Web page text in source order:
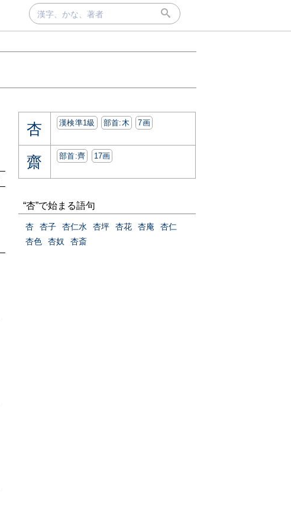
杏 漢検準1級 部首:⽊ 7画
齋 部首:⿑ 17画
“杏”で始まる語句
杏 杏子 杏仁水 杏坪 杏花 杏庵
杏仁
杏色
杏奴 杏斎